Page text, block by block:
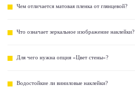
Чем отличается матовая пленка от глянцевой?
Что означает зеркальное изображение наклейки?
Для чего нужна опция «Цвет стены»?
Водостойкие ли виниловые наклейки?